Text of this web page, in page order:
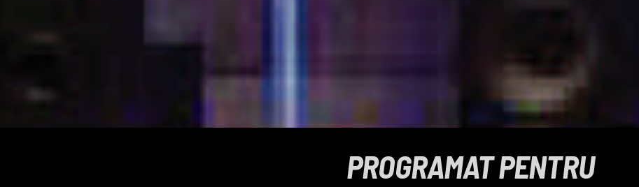
PROGRAMAT PENTRU